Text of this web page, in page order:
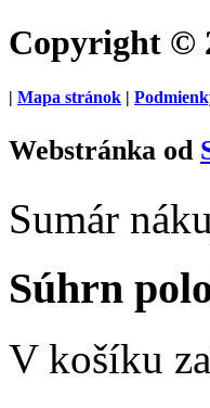
Copyright ©
| Mapa stránok |
Webstránka od
Sumár
Súhrn
V košíku